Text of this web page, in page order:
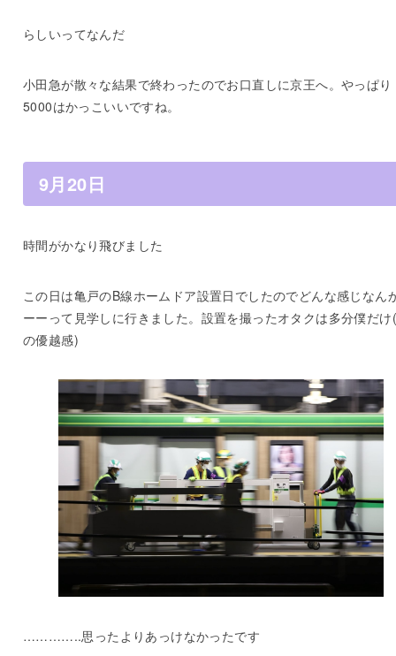
らしいってなんだ
小田急が散々な結果で終わったのでお口直しに京王へ。やっぱり
5000はかっこいいですね。
9月20日
時間がかなり飛びました
この日は亀戸のB線ホームドア設置日でしたのでどんな感じなん
ーーって見学しに行きました。設置を撮ったオタクは多分僕だけ
の優越感)
…………..思ったよりあっけなかったです